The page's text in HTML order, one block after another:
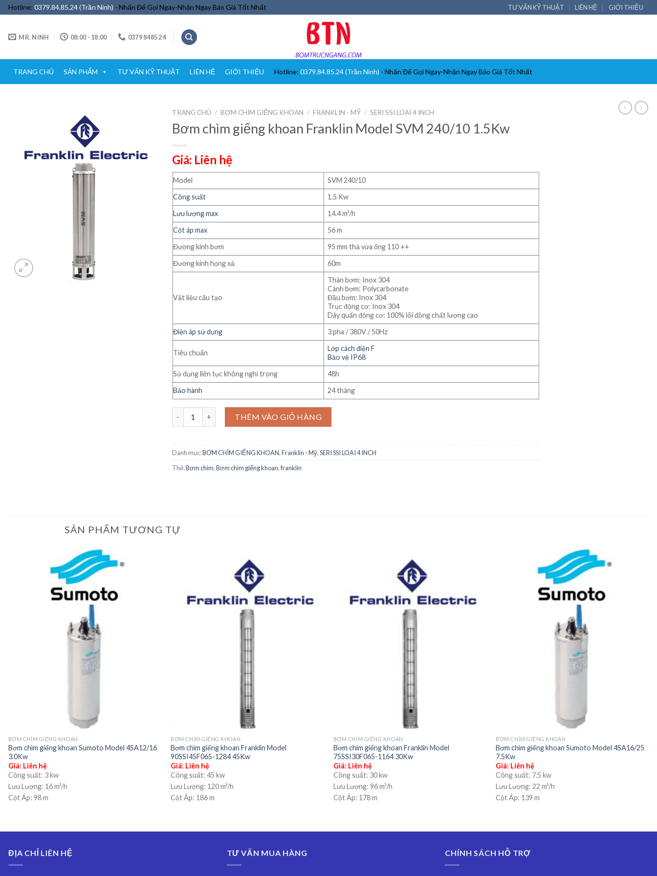
Skip
to
Hotline: 0379.84.85.24 (Trần Ninh) - Nhấn Để Gọi Ngay-Nhận Ngay Báo Giá Tốt Nhất TƯ VẤN KỸ THUẬT LIÊN HỆ GIỚI THIỆU
MR. NINH 08:00 - 18:00 0379 8485 24
TRANG CHỦ SẢN PHẨM TƯ VẤN KỸ THUẬT LIÊN HỆ GIỚI THIỆU Hotline: 0379.84.85.24 (Trần Ninh) - Nhấn Để Gọi Ngay-Nhận Ngay Báo Giá Tốt Nhất
TRANG CHỦ / BƠM CHÌM GIẾNG KHOAN / FRANKLIN - MỸ / SERI SSI LOẠI 4 INCH
Bơm chìm giếng khoan Franklin Model SVM 240/10 1.5Kw
Giá: Liên hệ
Model
SVM 240/10
Công suất
1.5 Kw
Lưu lượng max
14.4 m³/h
Cột áp max
56 m
Đường kính bơm
95 mm thả vừa ống 110 ++
Đường kính họng xả
60m
Vật liệu cấu tạo
Thân bơm: Inox 304
Cánh bơm: Polycarbonate
Đầu bơm: Inox 304
Trục động cơ: Inox 304
Dây quấn động cơ: 100% lõi đồng chất lượng cao
Điện áp sử dụng
3 pha / 380V / 50Hz
Tiêu chuẩn
Lớp cách điện F
Bảo vệ IP68
Sử dụng liên tục không nghỉ trong
48h
Bảo hành
24 tháng
Bơm chìm giếng khoan Franklin Model SVM 240/10 1.5Kw số lượng
THÊM VÀO GIỎ HÀNG
Danh mục:BƠM CHÌM GIẾNG KHOAN,Franklin - Mỹ,SERI SSI LOẠI 4 INCH
Thẻ:Bơm chìm,Bơm chìm giếng khoan,franklin
SẢN PHẨM TƯƠNG TỰ
BƠM CHÌM GIẾNG KHOAN
Bơm chìm giếng khoan Sumoto Model 4SA12/16
3.0Kw
Giá: Liên hệ
Công suất: 3 kw
Lưu Lượng: 16 m³/h
Cột Áp: 98 m
BƠM CHÌM GIẾNG KHOAN
Bơm chìm giếng khoan Franklin Model
90SSI45F065-1284 45Kw
Giá: Liên hệ
Công suất:45 kw
Lưu Lượng: 120 m³/h
Cột Áp: 186 m
BƠM CHÌM GIẾNG KHOAN
Bơm chìm giếng khoan Franklin Model
75SSI30F065-1164 30Kw
Giá: Liên hệ
Công suất: 30 kw
Lưu Lượng: 96 m³/h
Cột Áp: 178 m
BƠM CHÌM GIẾNG KHOAN
Bơm chìm giếng khoan Sumoto Model 4SA16/25
7.5Kw
Giá: Liên hệ
Công suất: 7.5 kw
Lưu Lượng:22 m³/h
Cột Áp: 139 m
ĐỊA CHỈ LIÊN HỆ TƯ VẤN MUA HÀNG CHÍNH SÁCH HỖ TRỢ